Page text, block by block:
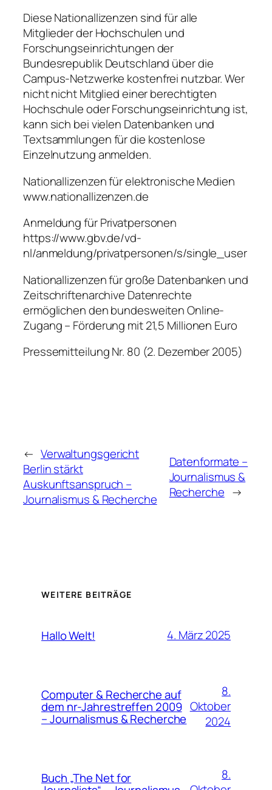
Diese Nationallizenzen sind für alle
Mitglieder der Hochschulen und
Forschungseinrichtungen der
Bundesrepublik Deutschland über die
Campus-Netzwerke kostenfrei nutzbar. Wer
nicht nicht Mitglied einer berechtigten
Hochschule oder Forschungseinrichtung ist,
kann sich bei vielen Datenbanken und
Textsammlungen für die kostenlose
Einzelnutzung anmelden.
Nationallizenzen für elektronische Medien
www.nationallizenzen.de
Anmeldung für Privatpersonen
https://www.gbv.de/vd-
nl/anmeldung/privatpersonen/s/single_user
Nationallizenzen für große Datenbanken und
Zeitschriftenarchive Datenrechte
ermöglichen den bundesweiten Online-
Zugang – Förderung mit 21,5 Millionen Euro
Pressemitteilung Nr. 80 (2. Dezember 2005)
← Verwaltungsgericht
Berlin stärkt
Auskunftsanspruch –
Journalismus & Recherche
Datenformate –
Journalismus &
Recherche →
WEITERE BEITRÄGE
Hallo Welt! 4. März 2025
Computer & Recherche auf
dem nr-Jahrestreffen 2009
– Journalismus & Recherche
8.
Oktober
2024
Buch „The Net for
8.